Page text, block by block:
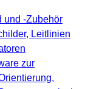
und -Zubehör
Leitlinien
zur